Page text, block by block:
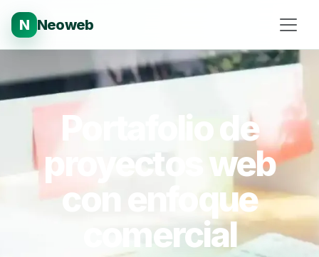
N Neoweb
Portafolio de
proyectos web
con enfoque
comercial